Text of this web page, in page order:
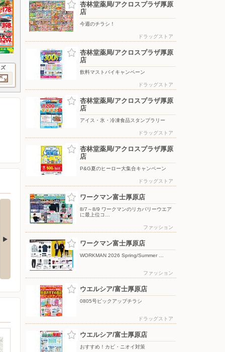
P&G夏のヒーロー大集合キャンペ
ーン
飲料マストバイキャンペーン
杏林堂薬局/アクロスプラザ厚原
店
今週のチラシ！
ドラッグストア
杏林堂薬局/アクロスプラザ厚原
店
飲料マストバイキャンペーン
ドラッグストア
杏林堂薬局/アクロスプラザ厚原
店
アイス・氷・冷凍食品スタンプラリー
ドラッグストア
杏林堂薬局/アクロスプラザ厚原
店
P&G夏のヒーロー大集合キャンペーン
ドラッグストア
ワークマン富士厚原店
8/7～8/9 ワークマンのリカバリーウエア
に最上位コ…
ファッション
ワークマン富士厚原店
WORKMAN 2026 Spring/Summer …
ファッション
ウエルシア/富士厚原店
0805号ピックアップチラシ
ドラッグストア
ウエルシア/富士厚原店
おすすめ！カビ・ニオイ対策